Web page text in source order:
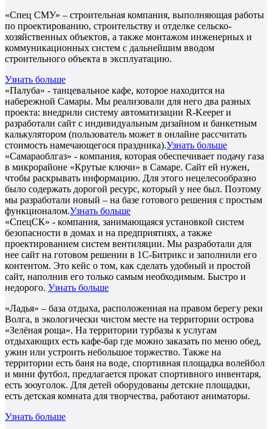
«Спец СМУ» – строительная компания, выполняющая работы
по проектированию, строительству и отделке сельско-
хозяйственных объектов, а также монтажом инженерных и
коммуникационных систем с дальнейшим вводом
строительного объекта в эксплуатацию.
Узнать больше
«Палуба» - танцевальное кафе, которое находится на
набережной Самары. Мы реализовали для него два разных
проекта: внедрили систему автоматизации R-Keeper и
разработали сайт с индивидуальным дизайном и банкетным
калькулятором (пользователь может в онлайне рассчитать
стоимость намечающегося праздника).Узнать больше
«Самараоблгаз» - компания, которая обеспечивает подачу газа
в микрорайоне «Крутые ключи» в Самаре. Сайт ей нужен,
чтобы раскрывать информацию. Для этого нецелесообразно
было содержать дорогой ресурс, который у нее был. Поэтому
мы разработали новый – на базе готового решения с простым
функционалом.Узнать больше
«СпецСК» - компания, занимающаяся установкой систем
безопасности в домах и на предприятиях, а также
проектированием систем вентиляции. Мы разработали для
нее сайт на готовом решении в 1С-Битрикс и заполнили его
контентом. Это кейс о том, как сделать удобный и простой
сайт, наполнив его только самым необходимым. Быстро и
недорого. Узнать больше
«Ладья» – база отдыха, расположенная на правом берегу реки
Волга, в экологически чистом месте на территории острова
«Зелёная роща». На территории турбазы к услугам
отдыхающих есть кафе-бар где можно заказать по меню обед,
ужин или устроить небольшое торжество. Также на
территории есть баня на воде, спортивная площадка волейбол
и мини футбол, предлагается прокат спортивного инвентаря,
есть зооуголок. Для детей оборудованы детские площадки,
есть детская комната для творчества, работают аниматоры.
Узнать больше